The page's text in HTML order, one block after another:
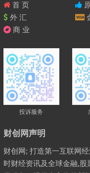
首 页
外 汇
商 业
投诉服务
财创网声明
财创网; 打造第一互联网
时财经资讯及全球金融,